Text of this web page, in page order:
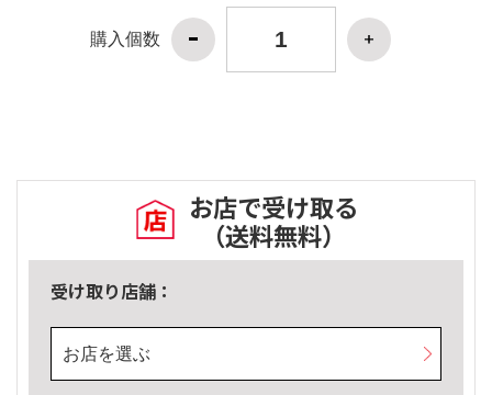
購入個数
お店で受け取る
（送料無料）
受け取り店舗：
お店を選ぶ